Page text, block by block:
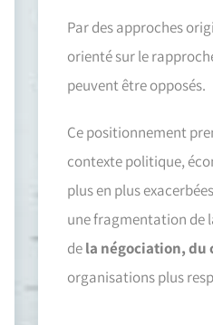
Par des approches
orienté sur le
peuvent être opposés.
Ce positionnement
contexte politique,
plus en plus
une fragmentation de
dela négociation,
organisations plus